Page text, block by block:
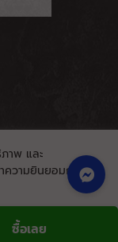
ซื้อเลย
าพ และ
วามยินยอมการใช้
ายคุกกี้